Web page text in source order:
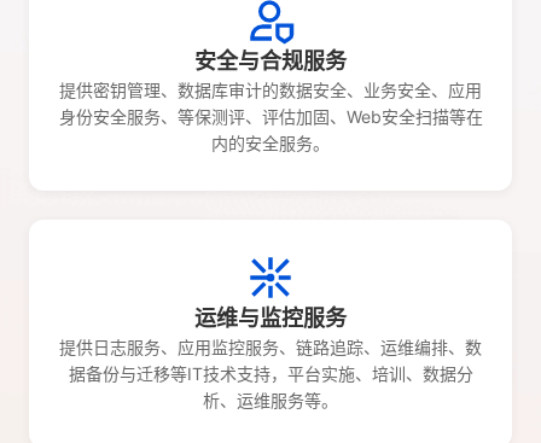
安全与合规服务
提供密钥管理、数据库审计的数据安全、业务安全、应用
身份安全服务、等保测评、评估加固、Web安全扫描等在
内的安全服务。
运维与监控服务
提供日志服务、应用监控服务、链路追踪、运维编排、数
据备份与迁移等IT技术支持，平台实施、培训、数据分
析、运维服务等。